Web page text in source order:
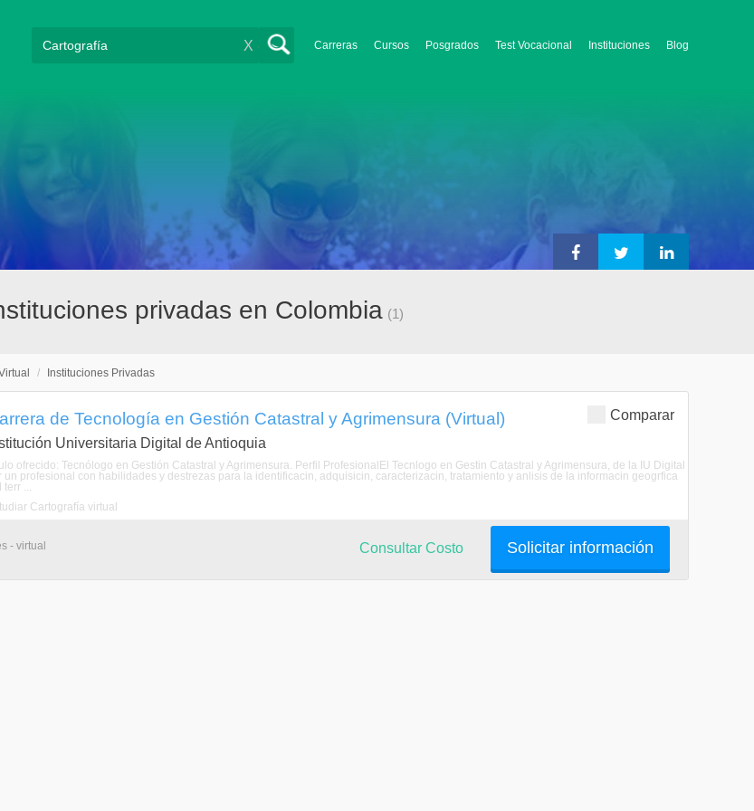
Carreras Cursos Posgrados Test Vocacional Instituciones Blog
X
privadas en Colombia (1)
/ Instituciones Privadas
Comparar
de Tecnología en Gestión Catastral y Agrimensura (Virtual)
Universitaria Digital de Antioquia
ofrecido: Tecnólogo en Gestión Catastral y Agrimensura. Perfil ProfesionalEl Tecnlogo en Gestin Catastral y Agrimensura, de la IU Digital
un profesional con habilidades y destrezas para la identificacin, adquisicin, caracterizacin, tratamiento y anlisis de la informacin geogrfica
terr ...
Cartografía virtual
- virtual Solicitar información
Consultar Costo